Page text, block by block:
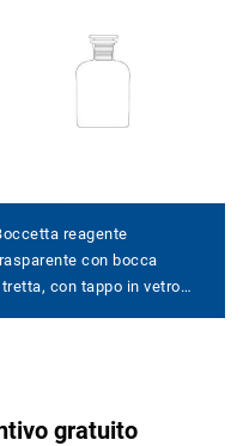
reagente
con bocca
con tappo in vetro
gratuito